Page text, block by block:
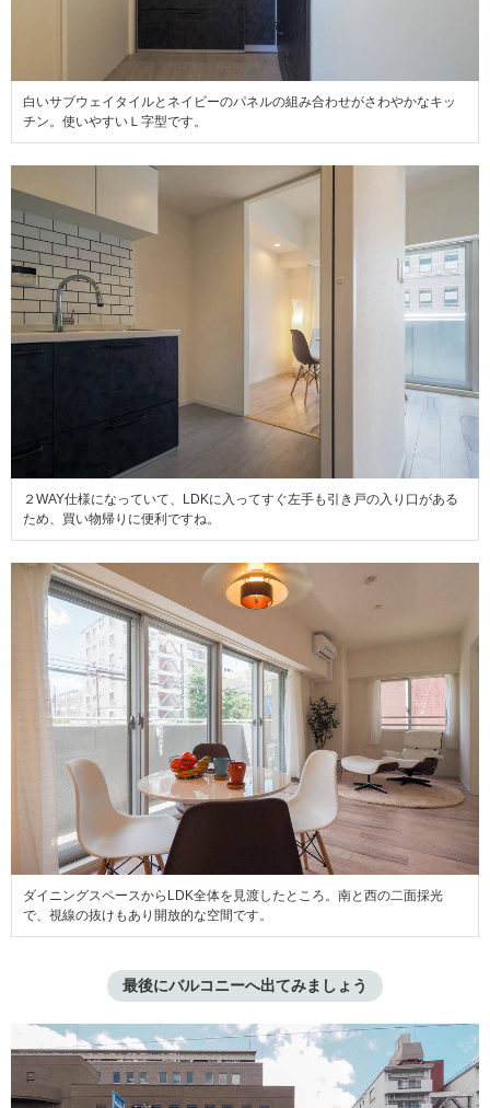
白いサブウェイタイルとネイビーのパネルの組み合わせがさわやかなキッ
チン。使いやすいＬ字型です。
２WAY仕様になっていて、LDKに入ってすぐ左手も引き戸の入り口がある
ため、買い物帰りに便利ですね。
ダイニングスペースからLDK全体を見渡したところ。南と西の二面採光
で、視線の抜けもあり開放的な空間です。
最後にバルコニーへ出てみましょう